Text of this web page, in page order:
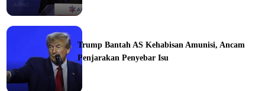
Trump Bantah AS Kehabisan Amunisi, Ancam
Penjarakan Penyebar Isu